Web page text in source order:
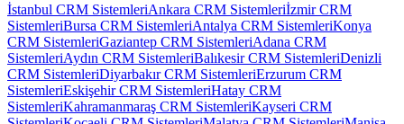
İstanbul CRM SistemleriAnkara CRM Sistemleriİzmir CRM
SistemleriBursa CRM SistemleriAntalya CRM SistemleriKonya
CRM SistemleriGaziantep CRM SistemleriAdana CRM
SistemleriAydın CRM SistemleriBalıkesir CRM SistemleriDenizli
CRM SistemleriDiyarbakır CRM SistemleriErzurum CRM
SistemleriEskişehir CRM SistemleriHatay CRM
SistemleriKahramanmaraş CRM SistemleriKayseri CRM